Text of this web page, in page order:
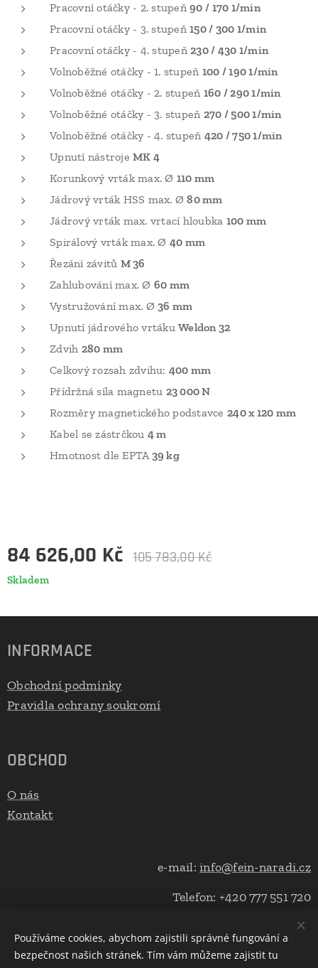
Pracovní otáčky - 2. stupeň90 / 170 1/min
Pracovní otáčky - 3. stupeň150 / 300 1/min
Pracovní otáčky - 4. stupeň230 / 430 1/min
Volnoběžné otáčky - 1. stupeň 100 / 190 1/min
Volnoběžné otáčky - 2. stupeň 160 / 290 1/min
Volnoběžné otáčky - 3. stupeň 270 / 500 1/min
Volnoběžné otáčky - 4. stupeň 420 / 750 1/min
Upnutí nástrojeMK 4
Korunkový vrták max. Ø 110 mm
Jádrový vrták HSS max. Ø80 mm
Jádrový vrták max. vrtací hloubka 100 mm
Spirálový vrták max. Ø 40 mm
Řezání závitů M 36
Zahlubování max. Ø 60 mm
Vystružování max. Ø 36 mm
Upnutí jádrového vrtákuWeldon 32
Zdvih 280 mm
Celkový rozsah zdvihu: 400 mm
Přídržná síla magnetu 23 000 N
Rozměry magnetického podstavce 240 x 120 mm
Kabel se zástrčkou 4 m
Hmotnost dle EPTA 39 kg
84 626,00 Kč 105 783,00Kč
Skladem
INFORMACE
Obchodní podmínky
Pravidla ochrany soukromí
OBCHOD
O nás
Kontakt
e-mail:info@fein-naradi.cz
Telefon: +420 777 551 720
Cookies
Používáme cookies, abychom zajistili správné fungování a
bezpečnost našich stránek. Tím vám můžeme zajistit tu